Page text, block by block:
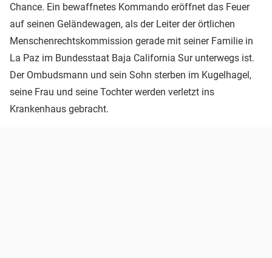
Chance. Ein bewaffnetes Kommando eröffnet das Feuer
auf seinen Geländewagen, als der Leiter der örtlichen
Menschenrechtskommission gerade mit seiner Familie in
La Paz im Bundesstaat Baja California Sur unterwegs ist.
Der Ombudsmann und sein Sohn sterben im Kugelhagel,
seine Frau und seine Tochter werden verletzt ins
Krankenhaus gebracht.